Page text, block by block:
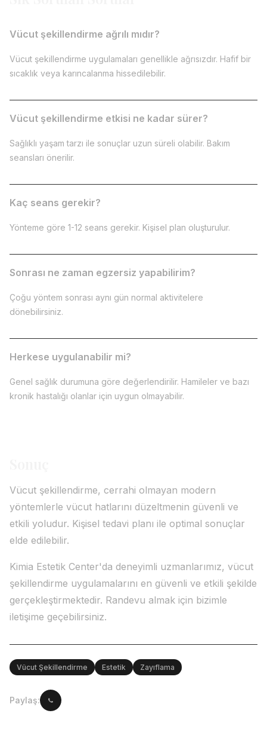
Vücut şekillendirme ağrılı mıdır?
Vücut şekillendirme uygulamaları genellikle ağrısızdır. Hafif bir
sıcaklık veya karıncalanma hissedilebilir.
Vücut şekillendirme etkisi ne kadar sürer?
Sağlıklı yaşam tarzı ile sonuçlar uzun süreli olabilir. Bakım
seansları önerilir.
Kaç seans gerekir?
Yönteme göre 1-12 seans gerekir. Kişisel plan oluşturulur.
Sonrası ne zaman egzersiz yapabilirim?
Çoğu yöntem sonrası aynı gün normal aktivitelere
dönebilirsiniz.
Herkese uygulanabilir mi?
Genel sağlık durumuna göre değerlendirilir. Hamileler ve bazı
kronik hastalığı olanlar için uygun olmayabilir.
Vücut şekillendirme, cerrahi olmayan modern
yöntemlerle vücut hatlarını düzeltmenin güvenli ve
etkili yoludur. Kişisel tedavi planı ile optimal sonuçlar
elde edilebilir.
Kimia Estetik Center'da deneyimli uzmanlarımız, vücut
şekillendirme uygulamalarını en güvenli ve etkili şekilde
gerçekleştirmektedir. Randevu almak için bizimle
iletişime geçebilirsiniz.
Vücut Şekillendirme Estetik Zayıflama
Paylaş: